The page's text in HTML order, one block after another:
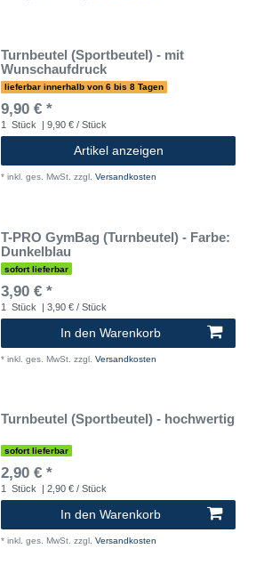
Turnbeutel (Sportbeutel) - mit
Wunschaufdruck
lieferbar innerhalb von 6 bis 8 Tagen
9,90 € *
1 Stück | 9,90 € / Stück
Artikel anzeigen
* inkl. ges. MwSt. zzgl. Versandkosten
T-PRO GymBag (Turnbeutel) - Farbe:
Dunkelblau
sofort lieferbar
3,90 € *
1 Stück | 3,90 € / Stück
In den Warenkorb
* inkl. ges. MwSt. zzgl. Versandkosten
Turnbeutel (Sportbeutel) - hochwertig
sofort lieferbar
2,90 € *
1 Stück | 2,90 € / Stück
In den Warenkorb
* inkl. ges. MwSt. zzgl. Versandkosten